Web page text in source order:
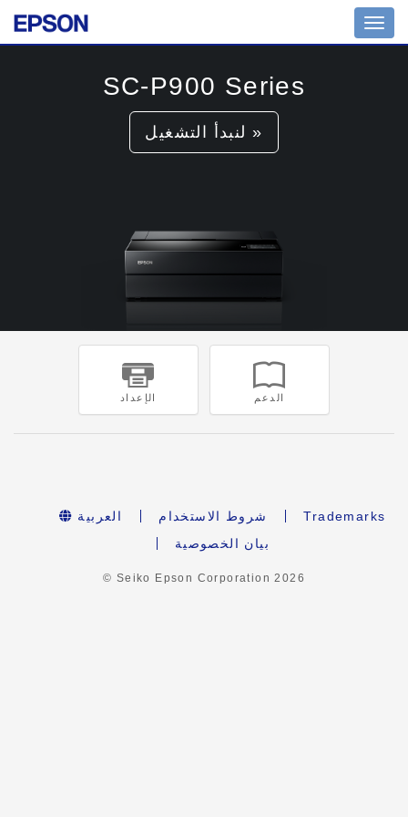
SC-P900 Series
لنبدأ التشغيل »
الإعداد الدعم
العربية شروط الاستخدام
Trademarks
بيان الخصوصية
© Seiko Epson Corporation2026